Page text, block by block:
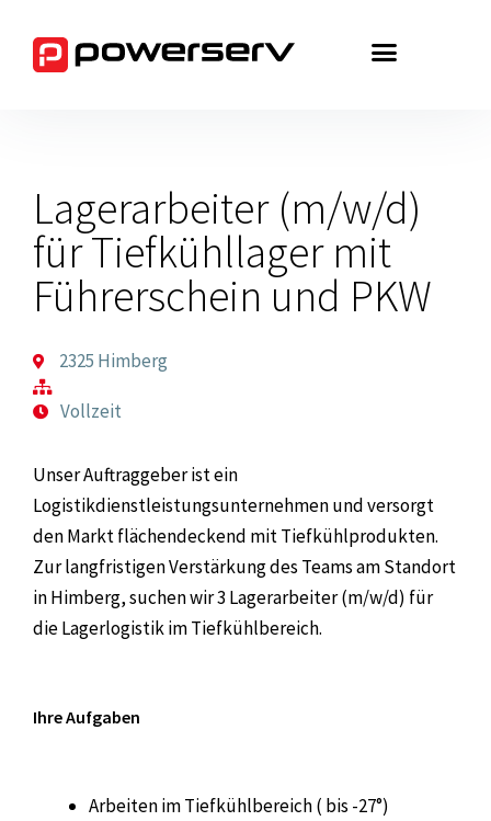
Inhalt
springen
Lagerarbeiter (m/w/d)
für Tiefkühllager mit
Führerschein und PKW
2325 Himberg
Vollzeit
Unser Auftraggeber ist ein
Logistikdienstleistungsunternehmen und versorgt
den Markt flächendeckend mit Tiefkühlprodukten.
Zur langfristigen Verstärkung des Teams am Standort
in Himberg, suchen wir 3 Lagerarbeiter (m/w/d) für
die Lagerlogistik im Tiefkühlbereich.
Ihre Aufgaben
Arbeiten im Tiefkühlbereich ( bis -27°)